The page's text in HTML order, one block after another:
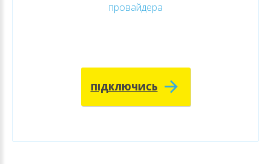
провайдера
ПІДКЛЮЧИСЬ